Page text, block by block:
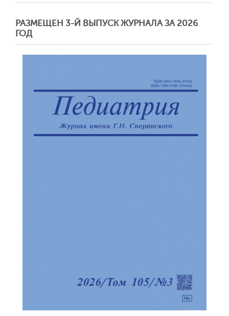
РАЗМЕЩЕН 3-Й ВЫПУСК ЖУРНАЛА ЗА 2026
ГОД